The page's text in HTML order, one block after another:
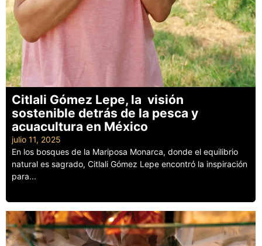
Citlali Gómez Lepe, la visión
sostenible detrás de la pesca y
acuacultura en México
julio 11, 2025
En los bosques de la Mariposa Monarca, donde el equilibrio
natural es sagrado, Citlali Gómez Lepe encontró la inspiración
para...